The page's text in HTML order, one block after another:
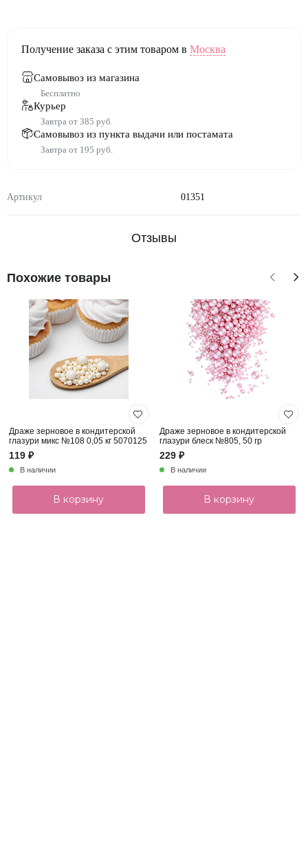
Артикул 01351
Получение заказа с этим товаром в Москва
Самовывоз из магазина
Бесплатно
Курьер
Завтра от 385 руб.
Самовывоз из пункта выдачи или постамата
Завтра от 195 руб.
Отзывы
Похожие товары
Драже зерновое в кондитерской
глазури микс №108 0,05 кг 5070125
119 ₽
В наличии
В корзину
Драже зерновое в кондитерской
глазури блеск №805, 50 гр
229 ₽
В наличии
В корзину